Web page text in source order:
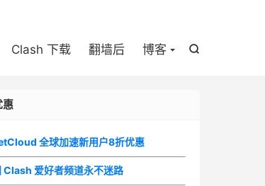

Clash 下载 翻墙后 博客
惠
全球加速新用户8折优惠
Clash 爱好者频道永不迷路